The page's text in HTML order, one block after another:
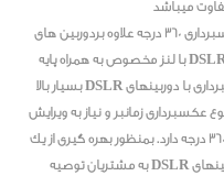
میباشد
اژانس دیجیتال مارکتینگ زئوس جهت انجام عکسبرداری 360 درجه علاوه بردوربین های
360 درجه مخوص این کار می تواند از دوربین های DSLR با لنز مخصوص به همراه پایه
عکسبرداری 360 درجه استفاده کند. کیفیت عکسبرداری با دوربینهای DSLR بسیار بالا
حاصل از این نوع عکسبرداری زمانبر و نیاز به ویرایش
بسیار بیشتری نسبت به حالت استفاده از دوربین 360 درجه دارد. بمنظور بهره گیری از یک
تور مجازی باکیفیت، عکسبرداری با استفاده از دوربینهای DSLR به مشتریان توصیه